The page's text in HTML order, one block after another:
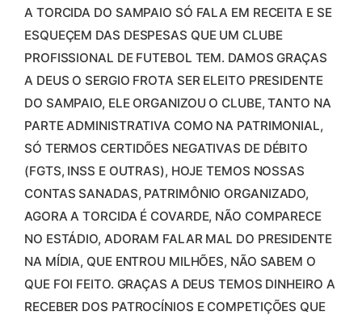
A TORCIDA DO SAMPAIO SÓ FALA EM RECEITA E SE
ESQUEÇEM DAS DESPESAS QUE UM CLUBE
PROFISSIONAL DE FUTEBOL TEM. DAMOS GRAÇAS
A DEUS O SERGIO FROTA SER ELEITO PRESIDENTE
DO SAMPAIO, ELE ORGANIZOU O CLUBE, TANTO NA
PARTE ADMINISTRATIVA COMO NA PATRIMONIAL,
SÓ TERMOS CERTIDÕES NEGATIVAS DE DÉBITO
(FGTS, INSS E OUTRAS), HOJE TEMOS NOSSAS
CONTAS SANADAS, PATRIMÔNIO ORGANIZADO,
AGORA A TORCIDA É COVARDE, NÃO COMPARECE
NO ESTÁDIO, ADORAM FALAR MAL DO PRESIDENTE
NA MÍDIA, QUE ENTROU MILHÕES, NÃO SABEM O
QUE FOI FEITO. GRAÇAS A DEUS TEMOS DINHEIRO A
RECEBER DOS PATROCÍNIOS E COMPETIÇÕES QUE